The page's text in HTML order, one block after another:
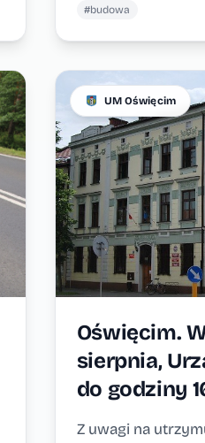
handlowych
#budowa
UM Oświęcim
Oświęcim.
sierpnia,
do godziny
Z uwagi na